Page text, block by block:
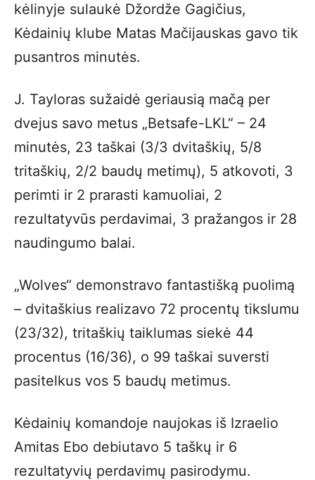
kėlinyje sulaukė Džordže Gagičius,
Kėdainių klube Matas Mačijauskas gavo tik
pusantros minutės.
J. Tayloras sužaidė geriausią mačą per
dvejus savo metus „Betsafe-LKL“ – 24
minutės, 23 taškai (3/3 dvitaškių, 5/8
tritaškių, 2/2 baudų metimų), 5 atkovoti, 3
perimti ir 2 prarasti kamuoliai, 2
rezultatyvūs perdavimai, 3 pražangos ir 28
naudingumo balai.
„Wolves“ demonstravo fantastišką puolimą
– dvitaškius realizavo 72 procentų tikslumu
(23/32), tritaškių taiklumas siekė 44
procentus (16/36), o 99 taškai suversti
pasitelkus vos 5 baudų metimus.
Kėdainių komandoje naujokas iš Izraelio
Amitas Ebo debiutavo 5 taškų ir 6
rezultatyvių perdavimų pasirodymu.